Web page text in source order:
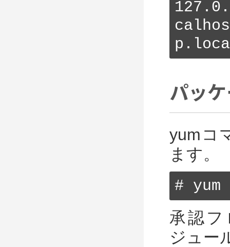
パッ
yumコ
ます。
#
承認フ
ジュー